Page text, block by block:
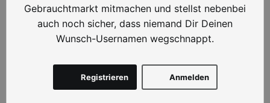
Gebrauchtmarkt mitmachen und stellst nebenbei
auch noch sicher, dass niemand Dir Deinen
Wunsch-Usernamen wegschnappt.
Anmelden
Registrieren